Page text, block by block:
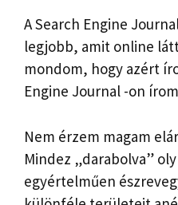
A Search Engine
legjobb, amit online
mondom, hogy azért
Engine Journal -on
Nem érzem magam
Mindez „darabolva”
egyértelműen